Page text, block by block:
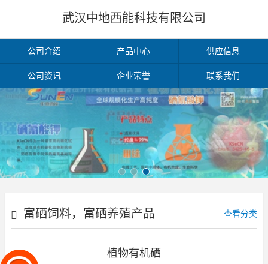
武汉中地西能科技有限公司
公司介绍 产品中心 供应信息
公司资讯 企业荣誉 联系我们
富硒饲料，富硒养殖产品 查看分类
植物有机硒